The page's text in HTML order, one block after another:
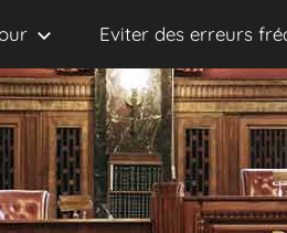
Eviter des erreurs